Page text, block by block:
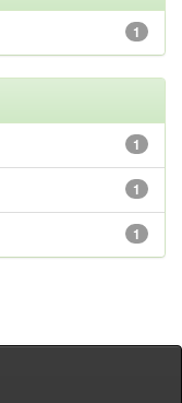
1
1
1
1